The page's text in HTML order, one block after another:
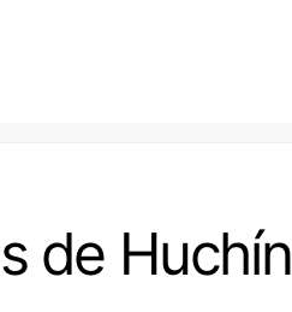
de Huchín